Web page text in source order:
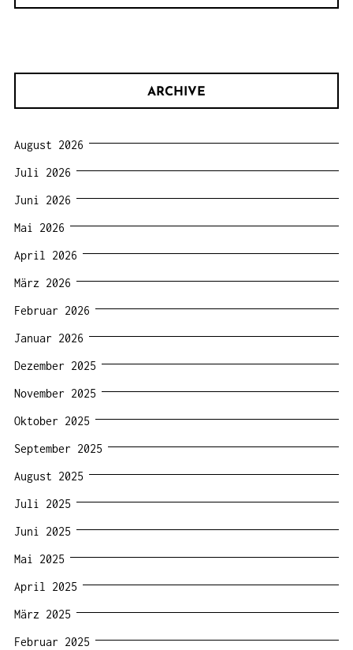
ARCHIVE
August 2026
Juli 2026
Juni 2026
Mai 2026
April 2026
März 2026
Februar 2026
Januar 2026
Dezember 2025
November 2025
Oktober 2025
September 2025
August 2025
Juli 2025
Juni 2025
Mai 2025
April 2025
März 2025
Februar 2025